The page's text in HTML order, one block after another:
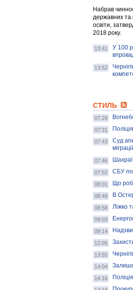
Набрав
державних та
освіти,
2018 року.
13:41
У 100
13:52
СТИЛЬ
07:29
07:31
07:43
Суд
07:46
07:52 СБУ
08:01 Що
08:49 В
08:58 Ліжко
09:03
09:14
12:05
13:55
14:04
14:16